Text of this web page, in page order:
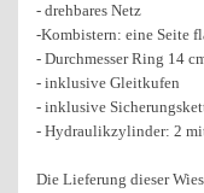
- drehbares Netz
-Kombistern: eine Seite
- Durchmesser Ring 14
- inklusive Gleitkufen
- inklusive
- Hydraulikzylinder: 2
Die Lieferung dieser